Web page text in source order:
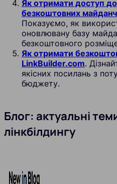
Як отримати доступ
безкоштовних
Показуємо, як
оновлювану базу
безкоштовного
Як отримати
LinkBuilder.com.
якісних посилань з
бюджету.
Блог: актуальні
лінкбілдингу